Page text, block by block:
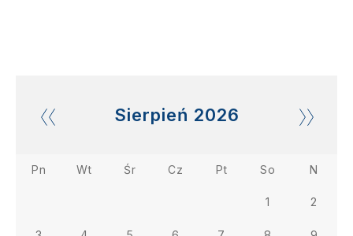
Sierpień 2026
Pn Wt Śr Cz Pt So N
1 2